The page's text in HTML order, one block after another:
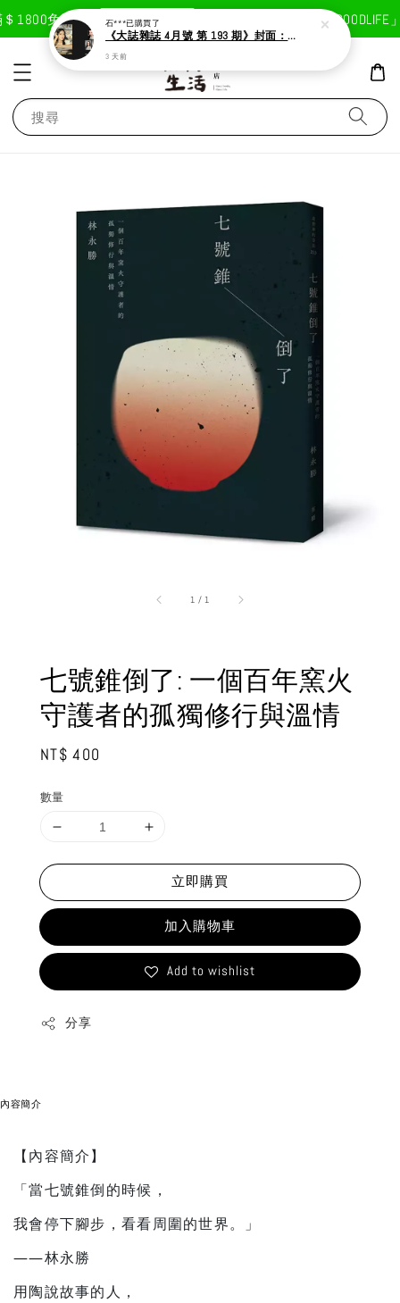
免運費 現在去購物！ 首次註冊輸入折扣碼「GOODLIFE」
搜尋
1 / 1
七號錐倒了: 一個百年窯火
守護者的孤獨修行與溫情
Regular
NT$ 400
數量
立即購買
加入購物車
Add to wishlist
分享
內容簡介
【內容簡介】
「當七號錐倒的時候，
我會停下腳步，看看周圍的世界。
」
——林永勝
用陶說故事的人，
石***已購買了
《大誌雜誌 4月號 第 193 期》封面：Solar 頌樂
3 天前